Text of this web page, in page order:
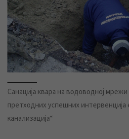
Санација квара на водоводној
претходних успешних
канализација“